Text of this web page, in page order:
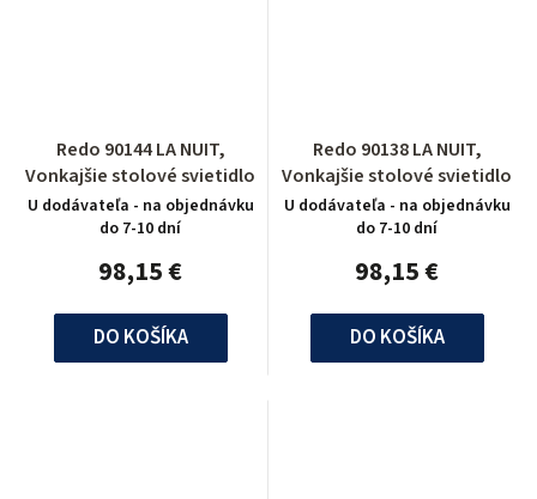
Redo 90144 LA NUIT,
Vonkajšie stolové svietidlo
U dodávateľa - na objednávku
do 7-10 dní
98,15 €
DO KOŠÍKA
Redo 90138 LA NUIT,
Vonkajšie stolové svietidlo
U dodávateľa - na objednávku
do 7-10 dní
98,15 €
DO KOŠÍKA